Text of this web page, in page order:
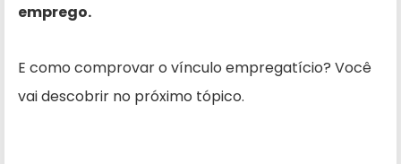
emprego.
E como comprovar o vínculo empregatício? Você
vai descobrir no próximo tópico.